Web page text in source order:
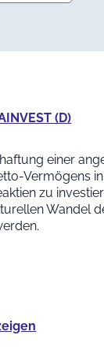
(D)
einer
Vermögens
zu
Wandel